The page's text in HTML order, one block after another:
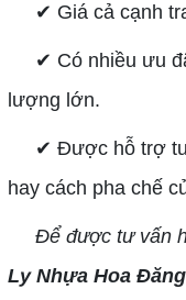
✔︎ Giá cả cạnh
✔︎ Có nhiều ưu
lượng lớn.
✔︎ Được hỗ trợ
hay cách pha chế
Để được tư vấn
Ly Nhựa Hoa Đăng